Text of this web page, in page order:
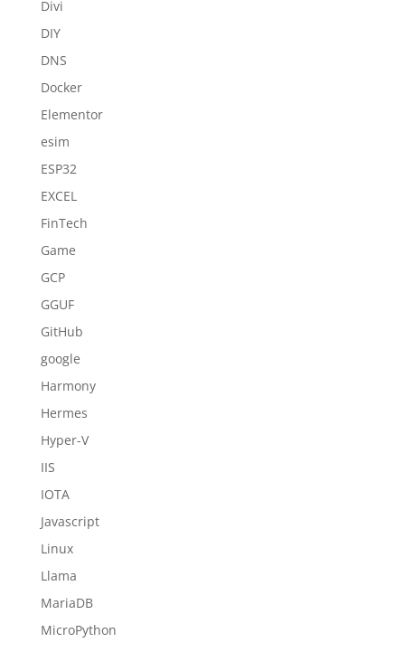
Divi
DIY
DNS
Docker
Elementor
esim
ESP32
EXCEL
FinTech
Game
GCP
GGUF
GitHub
google
Harmony
Hermes
Hyper-V
IIS
IOTA
Javascript
Linux
Llama
MariaDB
MicroPython